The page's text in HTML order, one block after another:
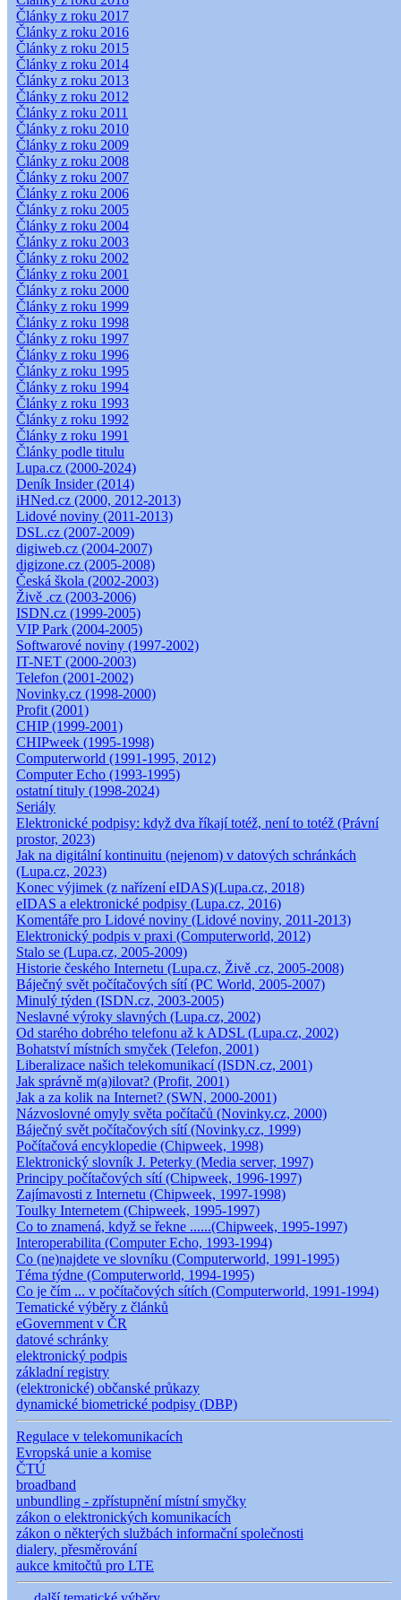
Články z roku 2017
Články z roku 2016
Články z roku 2015
Články z roku 2014
Články z roku 2013
Články z roku 2012
Články z roku 2011
Články z roku 2010
Články z roku 2009
Články z roku 2008
Články z roku 2007
Články z roku 2006
Články z roku 2005
Články z roku 2004
Články z roku 2003
Články z roku 2002
Články z roku 2001
Články z roku 2000
Články z roku 1999
Články z roku 1998
Články z roku 1997
Články z roku 1996
Články z roku 1995
Články z roku 1994
Články z roku 1993
Články z roku 1992
Články z roku 1991
Články podle titulu
Lupa.cz (2000-2024)
Deník Insider (2014)
iHNed.cz (2000, 2012-2013)
Lidové noviny (2011-2013)
DSL.cz (2007-2009)
digiweb.cz (2004-2007)
digizone.cz (2005-2008)
Česká škola (2002-2003)
Živě .cz (2003-2006)
ISDN.cz (1999-2005)
VIP Park (2004-2005)
Softwarové noviny (1997-2002)
IT-NET (2000-2003)
Telefon (2001-2002)
Novinky.cz (1998-2000)
Profit (2001)
CHIP (1999-2001)
CHIPweek (1995-1998)
Computerworld (1991-1995, 2012)
Computer Echo (1993-1995)
ostatní tituly (1998-2024)
Seriály
Elektronické podpisy: když dva říkají totéž, není to totéž (Právní
prostor, 2023)
Jak na digitální kontinuitu (nejenom) v datových schránkách
(Lupa.cz, 2023)
Konec výjimek (z nařízení eIDAS)(Lupa.cz, 2018)
eIDAS a elektronické podpisy (Lupa.cz, 2016)
Komentáře pro Lidové noviny (Lidové noviny, 2011-2013)
Elektronický podpis v praxi (Computerworld, 2012)
Stalo se (Lupa.cz, 2005-2009)
Historie českého Internetu (Lupa.cz, Živě .cz, 2005-2008)
Báječný svět počítačových sítí (PC World, 2005-2007)
Minulý týden (ISDN.cz, 2003-2005)
Neslavné výroky slavných (Lupa.cz, 2002)
Od starého dobrého telefonu až k ADSL (Lupa.cz, 2002)
Bohatství místních smyček (Telefon, 2001)
Liberalizace našich telekomunikací (ISDN.cz, 2001)
Jak správně m(a)ilovat? (Profit, 2001)
Jak a za kolik na Internet? (SWN, 2000-2001)
Názvoslovné omyly světa počítačů (Novinky.cz, 2000)
Báječný svět počítačových sítí (Novinky.cz, 1999)
Počítačová encyklopedie (Chipweek, 1998)
Elektronický slovník J. Peterky (Media server, 1997)
Principy počítačových sítí (Chipweek, 1996-1997)
Zajímavosti z Internetu (Chipweek, 1997-1998)
Toulky Internetem (Chipweek, 1995-1997)
Co to znamená, když se řekne ......(Chipweek, 1995-1997)
Interoperabilita (Computer Echo, 1993-1994)
Co (ne)najdete ve slovníku (Computerworld, 1991-1995)
Téma týdne (Computerworld, 1994-1995)
Co je čím ... v počítačových sítích (Computerworld, 1991-1994)
Tematické výběry z článků
eGovernment v ČR
datové schránky
elektronický podpis
základní registry
(elektronické) občanské průkazy
dynamické biometrické podpisy (DBP)
Regulace v telekomunikacích
Evropská unie a komise
ČTÚ
broadband
unbundling - zpřístupnění místní smyčky
zákon o elektronických komunikacích
zákon o některých službách informační společnosti
dialery, přesměrování
aukce kmitočtů pro LTE